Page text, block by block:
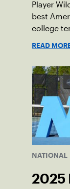
Player
best
college
READ
NATIONAL
2025